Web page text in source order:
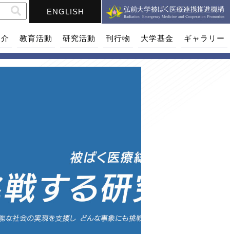
ENGLISH
教育活動 研究活動 刊行物 大学基金 ギャラリー